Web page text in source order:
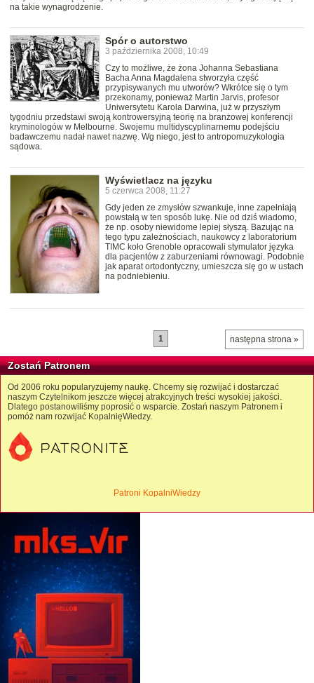
na takie wynagrodzenie.
Spór o autorstwo
3 października 2008, 10:49
Czy to możliwe, że żona Johanna Sebastiana
Bacha Anna Magdalena stworzyła część
przypisywanych mu utworów? Wkrótce się o tym
przekonamy, ponieważ Martin Jarvis, profesor
Uniwersytetu Karola Darwina, już w przyszłym
tygodniu przedstawi swoją kontrowersyjną teorię na branżowej konferencji
kryminologów w Melbourne. Swojemu multidyscyplinarnemu podejściu
badawczemu nadał nawet nazwę. Wg niego, jest to antropomuzykologia
sądowa.
Wyświetlacz na języku
5 czerwca 2008, 11:27
Gdy jeden ze zmysłów szwankuje, inne zapełniają
powstałą w ten sposób lukę. Nie od dziś wiadomo,
że np. osoby niewidome lepiej słyszą. Bazując na
tego typu zależnościach, naukowcy z laboratorium
TIMC koło Grenoble opracowali stymulator języka
dla pacjentów z zaburzeniami równowagi. Podobnie
jak aparat ortodontyczny, umieszcza się go w ustach
na podniebieniu.
następna strona »
1
Zostań Patronem
Od 2006 roku popularyzujemy naukę. Chcemy się rozwijać i dostarczać
naszym Czytelnikom jeszcze więcej atrakcyjnych treści wysokiej jakości.
Dlatego postanowiliśmy poprosić o wsparcie. Zostań naszym Patronem i
pomóż nam rozwijać KopalnięWiedzy.
Patroni KopalniWiedzy